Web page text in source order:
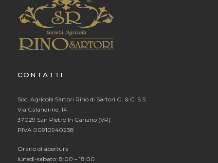
CONTATTI
Soc. Agricola Sartori Rino di Sartori G. & C. S.S.
Via Calandrine, 14
37029 San Pietro In Cariano (VR)
PIVA 00910940238
Orario di apertura
lunedì-sabato: 8:00 – 18:00